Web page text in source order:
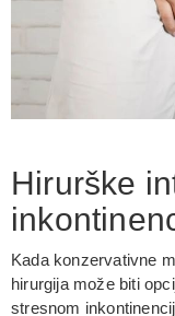
Hirurške
Kada konzervativne
hirurgija može biti
stresnom